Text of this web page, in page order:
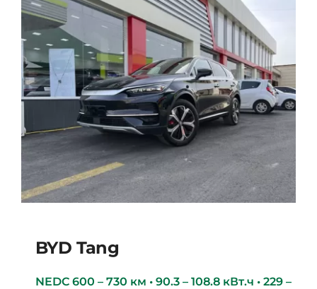
BYD Tang
NEDC 600 – 730 км • 90.3 – 108.8 кВт.ч • 229 –